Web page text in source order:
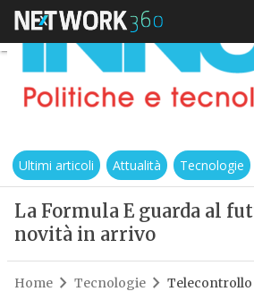
Ultimi articoli Attualità Tecnologie
La Formula E guarda al
novità in arrivo
Home Tecnologie Telecontrollo